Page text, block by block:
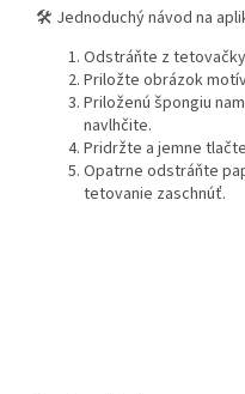
🛠️ Jednoduchý návod na
Odstráňte z
Priložte obrázok
Priloženú špongiu
navlhčite.
Pridržte a jemne
Opatrne odstráňte
tetovanie zaschnúť.